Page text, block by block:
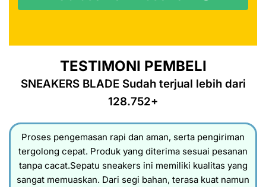
TESTIMONI PEMBELI
SNEAKERS BLADE Sudah terjual lebih dari
128.752+
Proses pengemasan rapi dan aman, serta pengiriman
tergolong cepat. Produk yang diterima sesuai pesanan
tanpa cacat.Sepatu sneakers ini memiliki kualitas yang
sangat memuaskan. Dari segi bahan, terasa kuat namun